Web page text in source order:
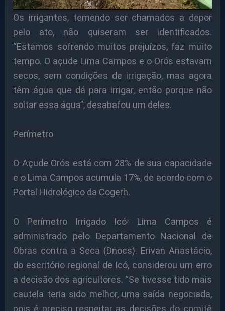
Os irrigantes, temendo ser chamados a depor
pelo ato, não quiseram ser identificados.
“Estamos sofrendo muitos prejuízos, faz muito
tempo. O açude Lima Campos e o Orós estavam
secos, sem condições de irrigação, mas agora
têm água que dá para irrigar, então porque não
soltar essa água”, desabafou um deles.
Perímetro
O Açude Orós está com 28% de sua capacidade
e o Lima Campos acumula 17%, de acordo com o
Portal Hidrológico da Cogerh.
O Perímetro Irrigado Icó- Lima Campos é
administrado pelo Departamento Nacional de
Obras contra a Seca (Dnocs). Erivan Anastácio,
do escritório regional de Icó, considerou um erro
a decisão dos agricultores. “Se tivesse tido mais
cautela teria sido melhor, uma saída negociada,